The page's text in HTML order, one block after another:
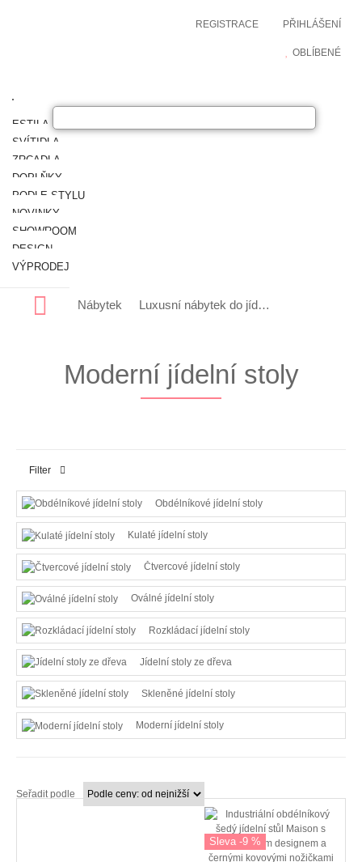
PŘIHLÁŠENÍ
REGISTRACE
OBLÍBENÉ
ESTILA NÁBYTEK
SVÍTIDLA
ZRCADLA
DOPLŇKY
PODLE STYLU
NOVINKY
SHOWROOM
DESIGN
VÝPRODEJ
Nábytek Luxusní nábytek do jídelny
Moderní jídelní stoly
Filter
Obdélníkové jídelní stoly
Kulaté jídelní stoly
Čtvercové jídelní stoly
Oválné jídelní stoly
Rozkládací jídelní stoly
Jídelní stoly ze dřeva
Skleněné jídelní stoly
Moderní jídelní stoly
Seřadit podle
Sleva -9 %